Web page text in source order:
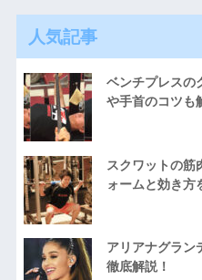
人気記事
ベンチプレスの
や手首のコツも
スクワットの筋
ォームと効き方
アリアナグラン
徹底解説！